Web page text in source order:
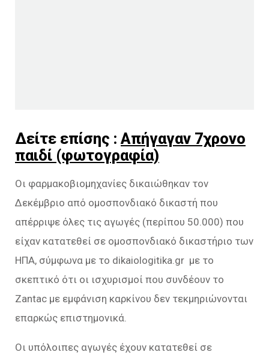
Δείτε επίσης : Απήγαγαν 7χρονο
παιδί (φωτογραφία)
Οι φαρμακοβιομηχανίες δικαιώθηκαν τον
Δεκέμβριο από ομοσπονδιακό δικαστή που
απέρριψε όλες τις αγωγές (περίπου 50.000) που
είχαν κατατεθεί σε ομοσπονδιακό δικαστήριο των
ΗΠΑ, σύμφωνα με το dikaiologitika.gr με το
σκεπτικό ότι οι ισχυρισμοί που συνδέουν το
Zantac με εμφάνιση καρκίνου δεν τεκμηριώνονται
επαρκώς επιστημονικά.
Οι υπόλοιπες αγωγές έχουν κατατεθεί σε